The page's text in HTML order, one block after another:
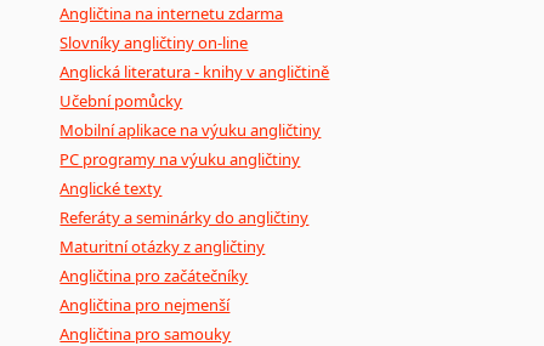
Angličtina na internetu zdarma
Slovníky angličtiny on-line
Anglická literatura - knihy v angličtině
Učební pomůcky
Mobilní aplikace na výuku angličtiny
PC programy na výuku angličtiny
Anglické texty
Referáty a seminárky do angličtiny
Maturitní otázky z angličtiny
Angličtina pro začátečníky
Angličtina pro nejmenší
Angličtina pro samouky